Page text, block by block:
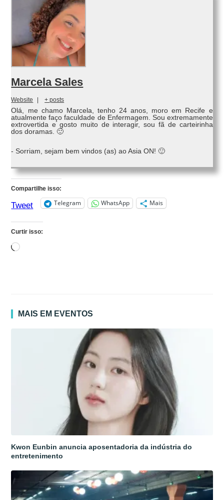
Marcela Sales
Website + posts
Olá, me chamo Marcela, tenho 24 anos, moro em Recife e
atualmente faço faculdade de Enfermagem. Sou extremamente
extrovertida e gosto muito de interagir, sou fã de carteirinha
dos doramas. 🙂
- Sorriam, sejam bem vindos (as) ao Asia ON! 🙂
Compartilhe isso:
Tweet Telegram WhatsApp Mais
Curtir isso:
Carregando...
MAIS EM EVENTOS
Kwon Eunbin anuncia aposentadoria da indústria do
entretenimento